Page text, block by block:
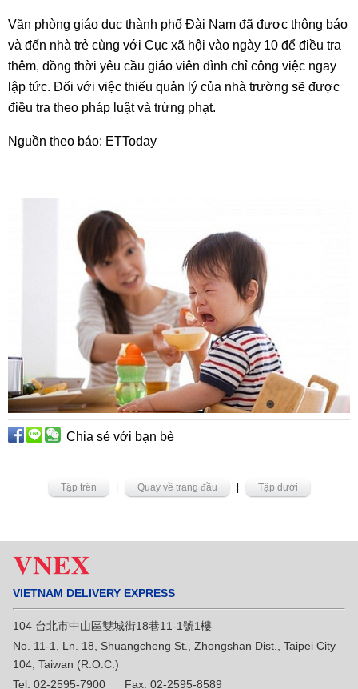
Văn phòng giáo dục thành phố Đài Nam đã được thông báo
và đến nhà trẻ cùng với Cục xã hội vào ngày 10 để điều tra
thêm, đồng thời yêu cầu giáo viên đình chỉ công việc ngay
lập tức. Đối với việc thiếu quản lý của nhà trường sẽ được
điều tra theo pháp luật và trừng phạt.
Nguồn theo báo: ETToday
Chia sẻ với bạn bè
Tập trên Quay về trang đầu Tập dưới
VIETNAM DELIVERY EXPRESS
104 台北市中山區雙城街18巷11-1號1樓
No. 11-1, Ln. 18, Shuangcheng St., Zhongshan Dist., Taipei City
104, Taiwan (R.O.C.)
Tel: 02-2595-7900 Fax: 02-2595-8589